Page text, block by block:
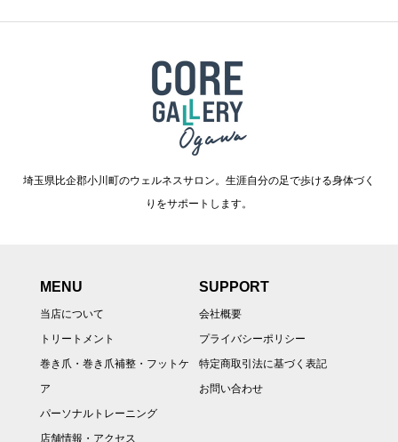
埼玉県比企郡小川町のウェルネスサロン。生涯自分の足で歩ける身体づく
りをサポートします。
MENU
当店について
トリートメント
巻き爪・巻き爪補整・フットケ
ア
パーソナルトレーニング
店舗情報・アクセス
SUPPORT
会社概要
プライバシーポリシー
特定商取引法に基づく表記
お問い合わせ